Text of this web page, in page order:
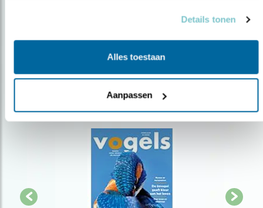
Details tonen
Alles toestaan
Aanpassen
Volg ons via social media